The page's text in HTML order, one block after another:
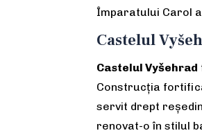
Împaratului Carol
Castelul
CastelulVyšehrad
Construcția
servit drept
renovat-o în stilul